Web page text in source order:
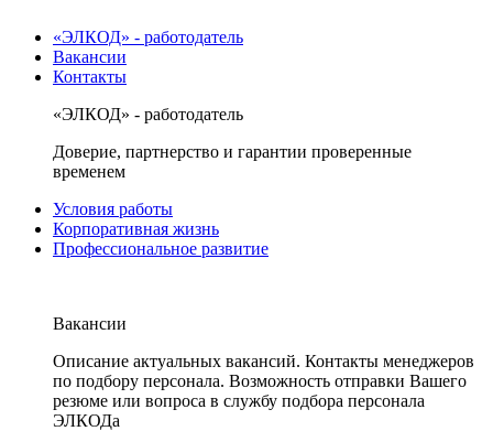
«ЭЛКОД» - работодатель
Вакансии
Контакты
«ЭЛКОД» - работодатель
Доверие, партнерство и гарантии проверенные
временем
Условия работы
Корпоративная жизнь
Профессиональное развитие
Вакансии
Описание актуальных вакансий. Контакты менеджеров
по подбору персонала. Возможность отправки Вашего
резюме или вопроса в службу подбора персонала
ЭЛКОДа